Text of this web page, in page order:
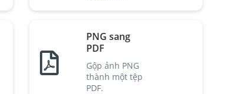
PNG sang
PDF
Gộp ảnh PNG
thành một tệp
PDF.